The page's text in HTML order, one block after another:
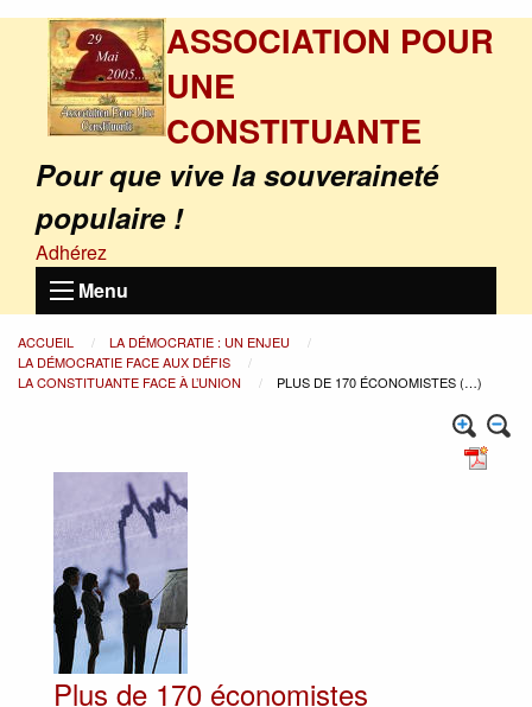
ASSOCIATION POUR
UNE
CONSTITUANTE
Pour que vive la souveraineté
populaire !
Adhérez
Menu
ACCUEIL
LA DÉMOCRATIE : UN ENJEU
LA DÉMOCRATIE FACE AUX DÉFIS
LA CONSTITUANTE FACE À L’UNION
PLUS DE 170 ÉCONOMISTES (…)
Plus de 170 économistes